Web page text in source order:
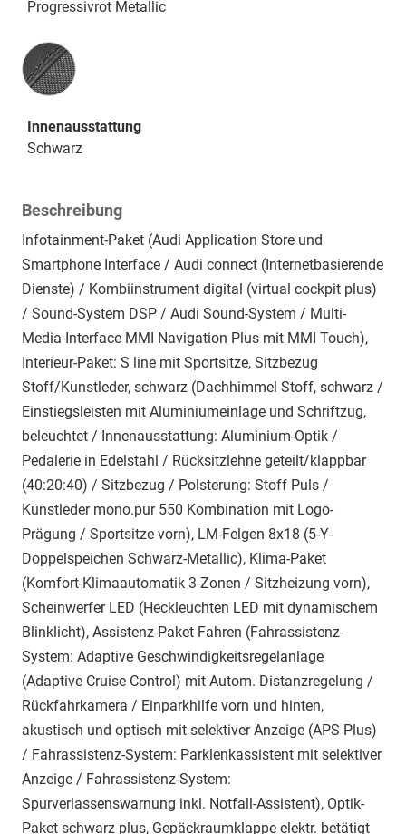
Progressivrot Metallic
Innenausstattung
Innenausstattung
Schwarz
Beschreibung
Infotainment-Paket (Audi Application Store und
Smartphone Interface / Audi connect (Internetbasierende
Dienste) / Kombiinstrument digital (virtual cockpit plus)
/ Sound-System DSP / Audi Sound-System / Multi-
Media-Interface MMI Navigation Plus mit MMI Touch),
Interieur-Paket: S line mit Sportsitze, Sitzbezug
Stoff/Kunstleder, schwarz (Dachhimmel Stoff, schwarz /
Einstiegsleisten mit Aluminiumeinlage und Schriftzug,
beleuchtet / Innenausstattung: Aluminium-Optik /
Pedalerie in Edelstahl / Rücksitzlehne geteilt/klappbar
(40:20:40) / Sitzbezug / Polsterung: Stoff Puls /
Kunstleder mono.pur 550 Kombination mit Logo-
Prägung / Sportsitze vorn), LM-Felgen 8x18 (5-Y-
Doppelspeichen Schwarz-Metallic), Klima-Paket
(Komfort-Klimaautomatik 3-Zonen / Sitzheizung vorn),
Scheinwerfer LED (Heckleuchten LED mit dynamischem
Blinklicht), Assistenz-Paket Fahren (Fahrassistenz-
System: Adaptive Geschwindigkeitsregelanlage
(Adaptive Cruise Control) mit Autom. Distanzregelung /
Rückfahrkamera / Einparkhilfe vorn und hinten,
akustisch und optisch mit selektiver Anzeige (APS Plus)
/ Fahrassistenz-System: Parklenkassistent mit selektiver
Anzeige / Fahrassistenz-System:
Spurverlassenswarnung inkl. Notfall-Assistent), Optik-
Paket schwarz plus, Gepäckraumklappe elektr. betätigt